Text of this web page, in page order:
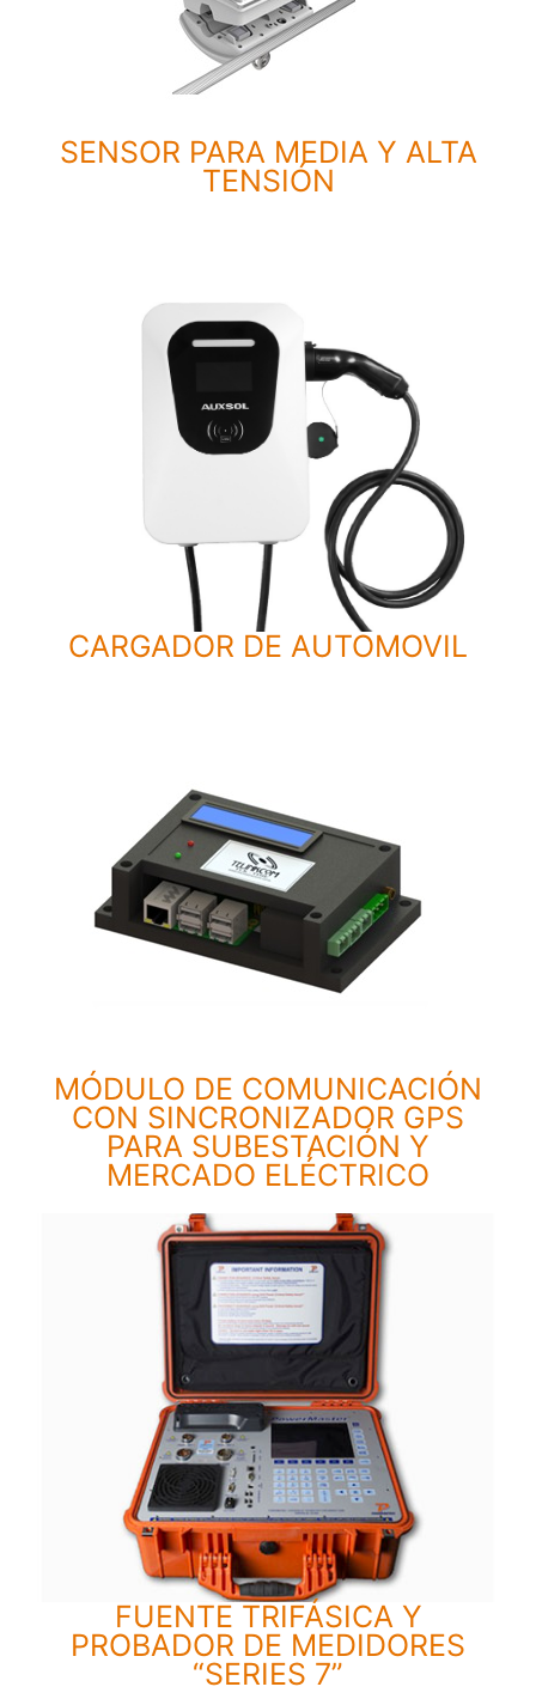
SENSOR PARA MEDIA Y ALTA
TENSIÓN
CARGADOR DE AUTOMOVIL
MÓDULO DE COMUNICACIÓN
CON SINCRONIZADOR GPS
PARA SUBESTACIÓN Y
MERCADO ELÉCTRICO
FUENTE TRIFÁSICA Y
PROBADOR DE MEDIDORES
“SERIES 7”​